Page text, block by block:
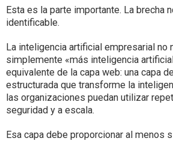
Esta es la parte importante. La brecha
identificable.
La inteligencia artificial empresarial no
simplemente «más inteligencia
equivalente de la capa web: una capa
estructurada que transforme la
las organizaciones puedan utilizar
seguridad y a escala.
Esa capa debe proporcionar al menos